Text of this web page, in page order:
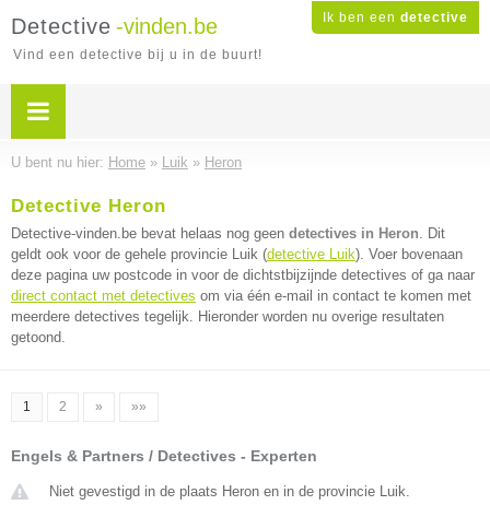
Ik ben een detective
Detective -vinden.be
Vind een detective bij u in de buurt!
U bent nu hier: Home » Luik » Heron
Detective Heron
Detective-vinden.be bevat helaas nog geen detectives in Heron. Dit
geldt ook voor de gehele provincie Luik (detective Luik). Voer bovenaan
deze pagina uw postcode in voor de dichtstbijzijnde detectives of ga naar
direct contact met detectives om via één e-mail in contact te komen met
meerdere detectives tegelijk. Hieronder worden nu overige resultaten
getoond.
1 2 » »»
Engels & Partners / Detectives - Experten
Niet gevestigd in de plaats Heron en in de provincie Luik.